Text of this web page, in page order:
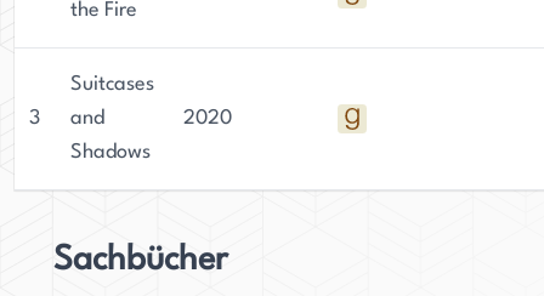
the Fire
3
Suitcases
and
Shadows
2020
Sachbücher